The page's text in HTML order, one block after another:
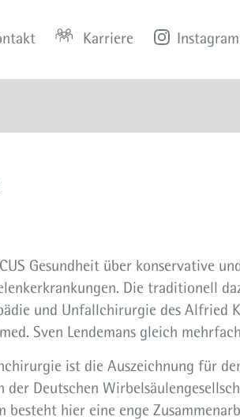
Karriere Instagram
Gesundheit über konservative
Die traditionell
und Unfallchirurgie des Alfried
Sven Lendemans gleich
ist die Auszeichnung für
Deutschen
hier eine enge